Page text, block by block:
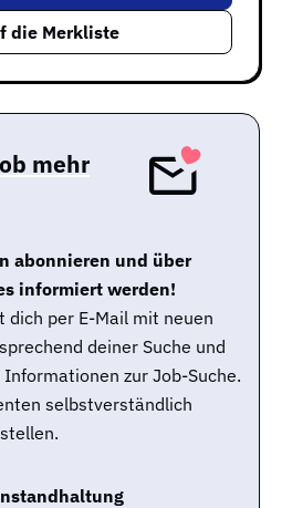
die Merkliste
mehr
abonnieren und über
informiert werden!
dich per E-Mail mit neuen
deiner Suche und
zur Job-Suche.
selbstverständlich